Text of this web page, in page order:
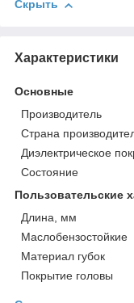
Скрыть
Характеристики
Основные
Производитель
Страна
Диэлектрическое
Состояние
Пользовательские
Длина, мм
Маслобензостойкие
Материал губок
Покрытие головы